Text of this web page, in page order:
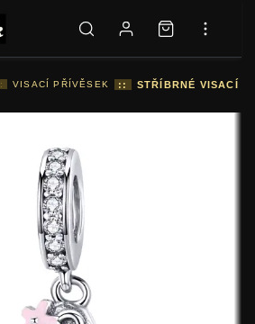
VISACÍ PŘÍVĚSEK :: STŘÍBRNÉ VISACÍ